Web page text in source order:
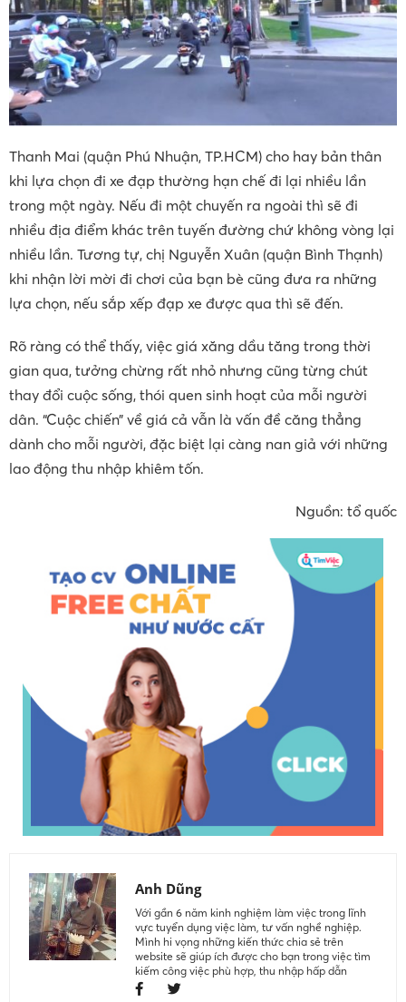
Thanh Mai (quận Phú Nhuận, TP.HCM) cho hay bản thân
khi lựa chọn đi xe đạp thường hạn chế đi lại nhiều lần
trong một ngày. Nếu đi một chuyến ra ngoài thì sẽ đi
nhiều địa điểm khác trên tuyến đường chứ không vòng lại
nhiều lần. Tương tự, chị Nguyễn Xuân (quận Bình Thạnh)
khi nhận lời mời đi chơi của bạn bè cũng đưa ra những
lựa chọn, nếu sắp xếp đạp xe được qua thì sẽ đến.
Rõ ràng có thể thấy, việc giá xăng dầu tăng trong thời
gian qua, tưởng chừng rất nhỏ nhưng cũng từng chút
thay đổi cuộc sống, thói quen sinh hoạt của mỗi người
dân. “Cuộc chiến” về giá cả vẫn là vấn đề căng thẳng
dành cho mỗi người, đặc biệt lại càng nan giả với những
lao động thu nhập khiêm tốn.
Nguồn: tổ quốc
Anh Dũng
Với gần 6 năm kinh nghiệm làm việc trong lĩnh
vực tuyển dụng việc làm, tư vấn nghề nghiệp.
Mình hi vọng những kiến thức chia sẻ trên
website sẽ giúp ích được cho bạn trong việc tìm
kiếm công việc phù hợp, thu nhập hấp dẫn